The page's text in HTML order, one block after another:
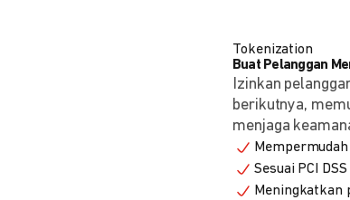
Tokenization
Buat Pelanggan
Izinkan
berikutnya,
menjaga
Sesuai PCI
Meningkatkan